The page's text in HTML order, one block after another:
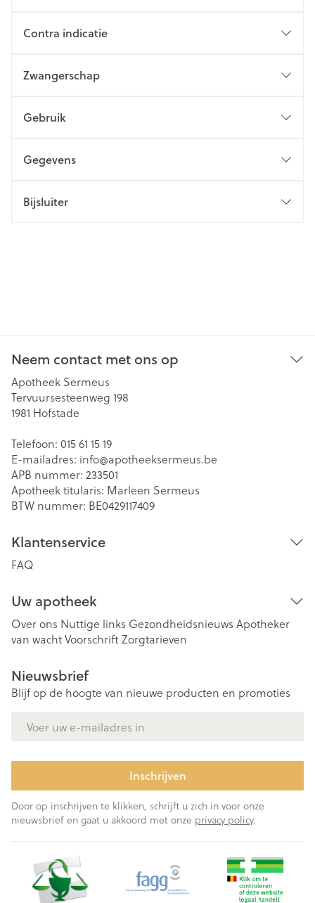
Contra indicatie
Zwangerschap
Gebruik
Gegevens
Bijsluiter
Neem contact met ons op
Apotheek Sermeus
Tervuursesteenweg 198
1981 Hofstade
Telefoon: 015 61 15 19
E-mailadres: info@apotheeksermeus.be
APB nummer: 233501
Apotheek titularis: Marleen Sermeus
BTW nummer: BE0429117409
Klantenservice
FAQ
Uw apotheek
Over ons Nuttige links Gezondheidsnieuws Apotheker
van wachtVoorschriftZorgtarieven
Nieuwsbrief
Blijf op de hoogte van nieuwe producten en promoties
Inschrijven
Door op inschrijven te klikken, schrijft u zich in voor onze
nieuwsbrief en gaat u akkoord met onze privacy policy.